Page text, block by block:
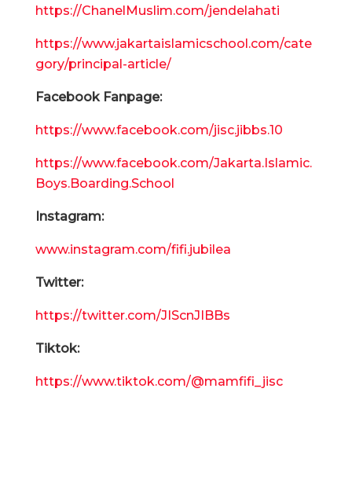
https://ChanelMuslim.com/jendelahati
https://www.jakartaislamicschool.com/cate
gory/principal-article/
Facebook Fanpage:
https://www.facebook.com/jisc.jibbs.10
https://www.facebook.com/Jakarta.Islamic.
Boys.Boarding.School
Instagram:
www.instagram.com/fifi.jubilea
Twitter:
https://twitter.com/JIScnJIBBs
Tiktok:
https://www.tiktok.com/@mamfifi_jisc